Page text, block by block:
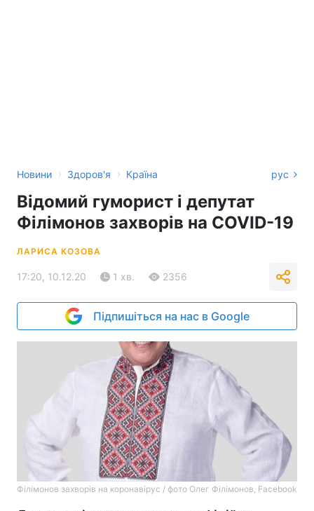
Новини › Здоров'я › Країна рус
Відомий гуморист і депутат
Філімонов захворів на COVID-19
ЛАРИСА КОЗОВА
17:20, 10.12.20 1 хв. 2356
Підпишіться на нас в Google
Філімонов захворів на коронавірус / фото Олег Філімонов, Facebook